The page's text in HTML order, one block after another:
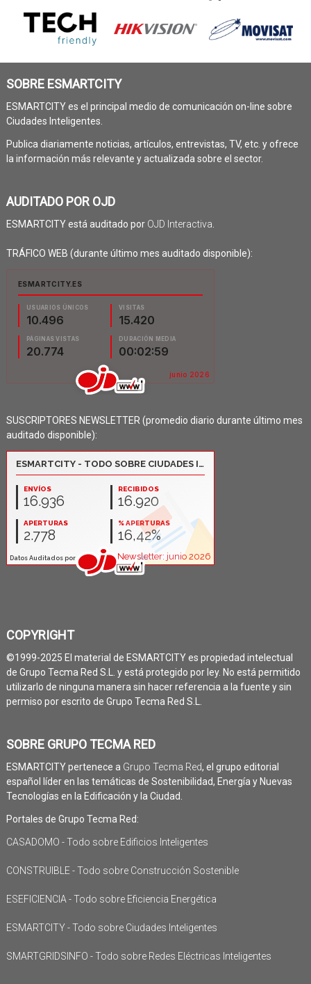
SOBRE ESMARTCITY
ESMARTCITY es el principal medio de comunicación on-line sobre
Ciudades Inteligentes.
Publica diariamente noticias, artículos, entrevistas, TV, etc. y ofrece
la información más relevante y actualizada sobre el sector.
AUDITADO POR OJD
ESMARTCITY está auditado por OJD Interactiva
TRÁFICO WEB (durante último mes auditado disponible):
SUSCRIPTORES NEWSLETTER (promedio diario durante último mes
auditado disponible):
COPYRIGHT
©1999-2025 El material de ESMARTCITY es propiedad intelectual
de Grupo Tecma Red S.L. y está protegido por ley. No está permitido
utilizarlo de ninguna manera sin hacer referencia a la fuente y sin
permiso por escrito de Grupo Tecma Red S.L.
SOBRE GRUPO TECMA RED
ESMARTCITY pertenece a Grupo Tecma Red, el grupo editorial
español líder en las temáticas de Sostenibilidad, Energía y Nuevas
Tecnologías en la Edificación y la Ciudad.
Portales de Grupo Tecma Red:
CASADOMO - Todo sobre Edificios Inteligentes
CONSTRUIBLE - Todo sobre Construcción Sostenible
ESEFICIENCIA - Todo sobre Eficiencia Energética
ESMARTCITY - Todo sobre Ciudades Inteligentes
SMARTGRIDSINFO - Todo sobre Redes Eléctricas Inteligentes